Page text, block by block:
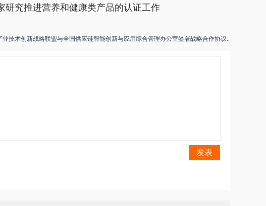
研究推进营养和健康类产品的认证工作
业技术创新战略联盟与全国供应链智能创新与应用综合管理办公室签署战略合作协议..
发表